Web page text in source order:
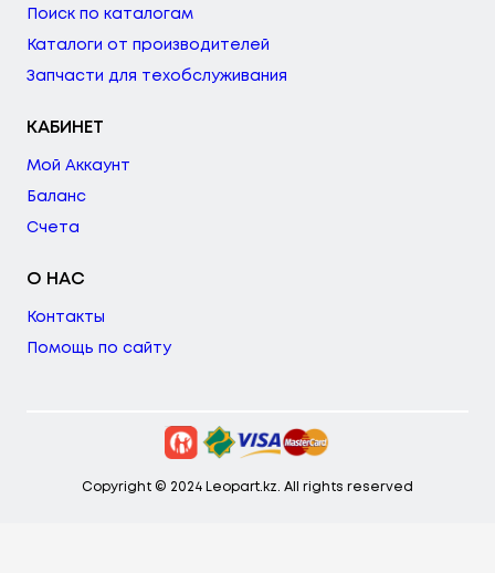
Поиск по каталогам
Каталоги от производителей
Запчасти для техобслуживания
КАБИНЕТ
Мой Аккаунт
Баланс
Счета
О НАС
Контакты
Помощь по сайту
Copyright © 2024 Leopart.kz. All rights reserved